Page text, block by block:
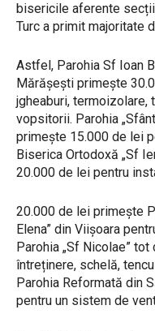
bisericile aferente
Turc a primit majoritate
Astfel, Parohia Sf Ioan
Mărășești primește
jgheaburi, termoizolare,
vopsitorii. Parohia
primește 15.000 de lei
Biserica Ortodoxă „Sf
20.000 de lei pentru
20.000 de lei primește
Elena” din Viișoara
Parohia „Sf Nicolae”
întreținere, schelă,
Parohia Reformată din
pentru un sistem de